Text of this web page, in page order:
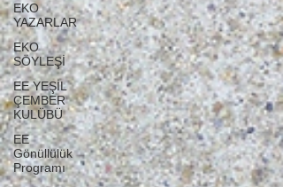
EKO
YAZARLAR
EKO
SÖYLEŞİ
EE YEŞİL
ÇEMBER
KULÜBÜ
EE
Gönüllülük
Programı